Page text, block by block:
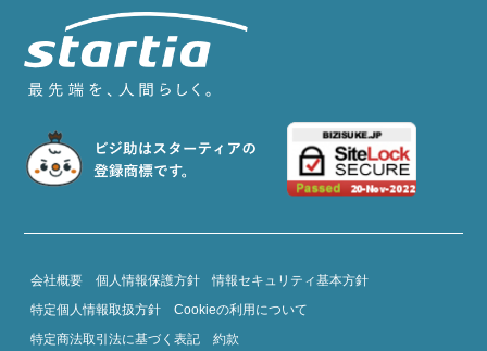
会社概要 個人情報保護方針
情報セキュリティ基本方針
特定個人情報取扱方針
Cookieの利用について
特定商法取引法に基づく表記
約款